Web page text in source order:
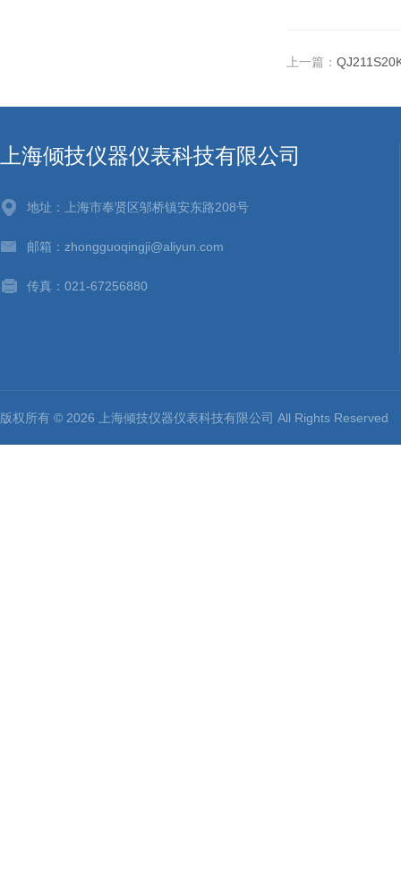
上一篇：
上海倾技仪器仪表科技有限公司
地址：上海市奉贤区邬桥镇安东路208号
邮箱：zhongguoqingji@aliyun.com
传真：021-67256880
版权所有 © 2026 上海倾技仪器仪表科技有限公司 All Rights